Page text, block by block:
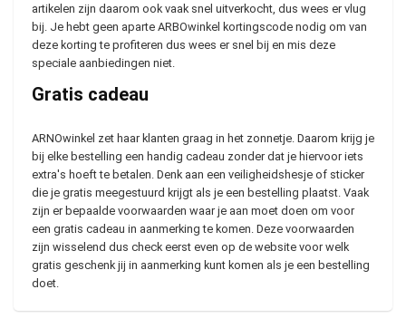
artikelen zijn daarom ook vaak snel uitverkocht, dus wees er vlug
bij. Je hebt geen aparte ARBOwinkel kortingscode nodig om van
deze korting te profiteren dus wees er snel bij en mis deze
speciale aanbiedingen niet.
Gratis cadeau
ARNOwinkel zet haar klanten graag in het zonnetje. Daarom krijg je
bij elke bestelling een handig cadeau zonder dat je hiervoor iets
extra's hoeft te betalen. Denk aan een veiligheidshesje of sticker
die je gratis meegestuurd krijgt als je een bestelling plaatst. Vaak
zijn er bepaalde voorwaarden waar je aan moet doen om voor
een gratis cadeau in aanmerking te komen. Deze voorwaarden
zijn wisselend dus check eerst even op de website voor welk
gratis geschenk jij in aanmerking kunt komen als je een bestelling
doet.